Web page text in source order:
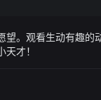
。观看生动有趣的
才！